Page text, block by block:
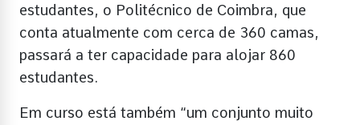
estudantes, o Politécnico de Coimbra, que
conta atualmente com cerca de 360 camas,
passará a ter capacidade para alojar 860
estudantes.
Em curso está também “um conjunto muito